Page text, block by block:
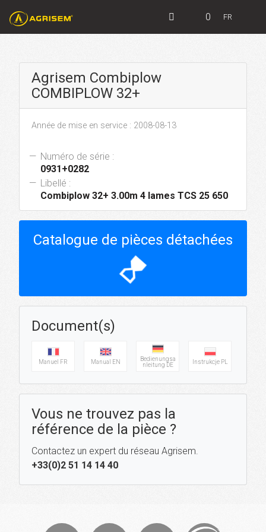
0 FR
Agrisem Combiplow
COMBIPLOW 32+
Année de mise en service : 2008-08-13
Numéro de série :
0931+0282
Libellé :
Combiplow 32+ 3.00m 4 lames TCS 25 650
Catalogue de pièces détachées
hourglass_top
Document(s)
Manuel FR Manual EN
Bedienungsa
nleitung DE
Instrukcje PL
Vous ne trouvez pas la
référence de la pièce ?
Contactez un expert du réseau Agrisem.
+33(0)2 51 14 14 40